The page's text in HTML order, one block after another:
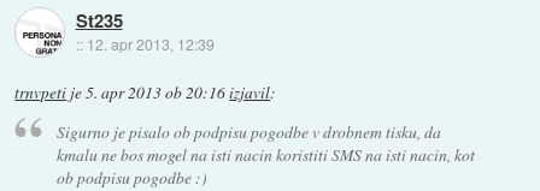
St235
:: 12. apr 2013, 12:39
trnvpeti je5. apr 2013 ob 20:16izjavil:
Sigurno je pisalo ob podpisu pogodbe v drobnem tisku, da
kmalu ne bos mogel na isti nacin koristiti SMS na isti nacin, kot
ob podpisu pogodbe :)